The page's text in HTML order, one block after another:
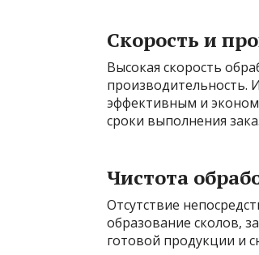
Скорость и
Высокая скорость
производительность.
эффективным и
сроки выполнения
Чистота
Отсутствие
образование сколов,
готовой продукции и